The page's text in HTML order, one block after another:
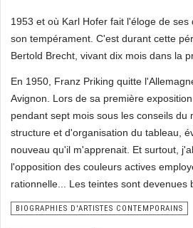
1953 et où Karl Hofer fait l'éloge de
son tempérament. C'est durant cette
Bertold Brecht, vivant dix mois dans la
En 1950, Franz Priking quitte
Avignon. Lors de sa première
pendant sept mois sous les conseils
structure et d'organisation du tableau,
nouveau qu'il m'apprenait. Et surtout,
l'opposition des couleurs actives
rationnelle... Les teintes sont
BIOGRAPHIES D'ARTISTES CONTEMPORAINS